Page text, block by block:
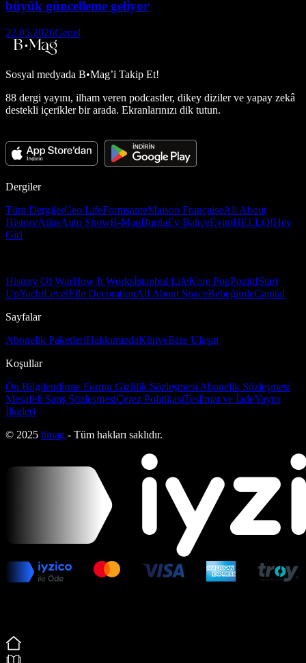
büyük güncelleme geliyor
22.05.2026Genel
Sosyal medyada B•Mag’i Takip Et!
88 dergi yayını, ilham veren podcastler, dikey diziler ve yapay zekâ
destekli içerikler bir arada. Ekranlarınızı dik tutun.
Dergiler
Tüm DergilerCeo LifeFormsanteMaison FrançaiseAll About
HistoryAtlasAuto ShowB-MagBurdaEv BahçeEvimHELLO!Hey
Girl
History Of WarHow It Worksİstanbul LifeKore PopPozitifStart
UpYachtLevelElle DecorationAll About SpaceBebeğimleCapital
Sayfalar
Abonelik PaketleriHakkımızdaKünyeBize Ulaşın
Koşullar
Ön Bilgilendirme Formu Gizlilik Sözleşmesi Abonelik Sözleşmesi
Mesafeli Satış SözleşmesiÇerez PolitikasıTeslimat ve İadeYayın
İlkeleri
© 2025 bmag - Tüm hakları saklıdır.